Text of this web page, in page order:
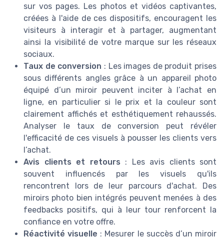
sur vos pages. Les photos et vidéos captivantes,
créées à l'aide de ces dispositifs, encouragent les
visiteurs à interagir et à partager, augmentant
ainsi la visibilité de votre marque sur les réseaux
sociaux.
Taux de conversion : Les images de produit prises
sous différents angles grâce à un appareil photo
équipé d’un miroir peuvent inciter à l’achat en
ligne, en particulier si le prix et la couleur sont
clairement affichés et esthétiquement rehaussés.
Analyser le taux de conversion peut révéler
l'efficacité de ces visuels à pousser les clients vers
l’achat.
Avis clients et retours : Les avis clients sont
souvent influencés par les visuels qu'ils
rencontrent lors de leur parcours d'achat. Des
miroirs photo bien intégrés peuvent menées à des
feedbacks positifs, qui à leur tour renforcent la
confiance en votre offre.
Réactivité visuelle : Mesurer le succès d’un miroir